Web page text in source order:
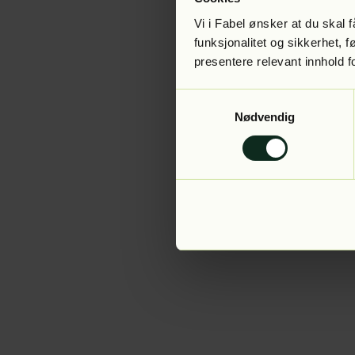
Vi i Fabel ønsker at du skal
funksjonalitet og sikkerhet,
presentere relevant innhold
Nødvendig
Application